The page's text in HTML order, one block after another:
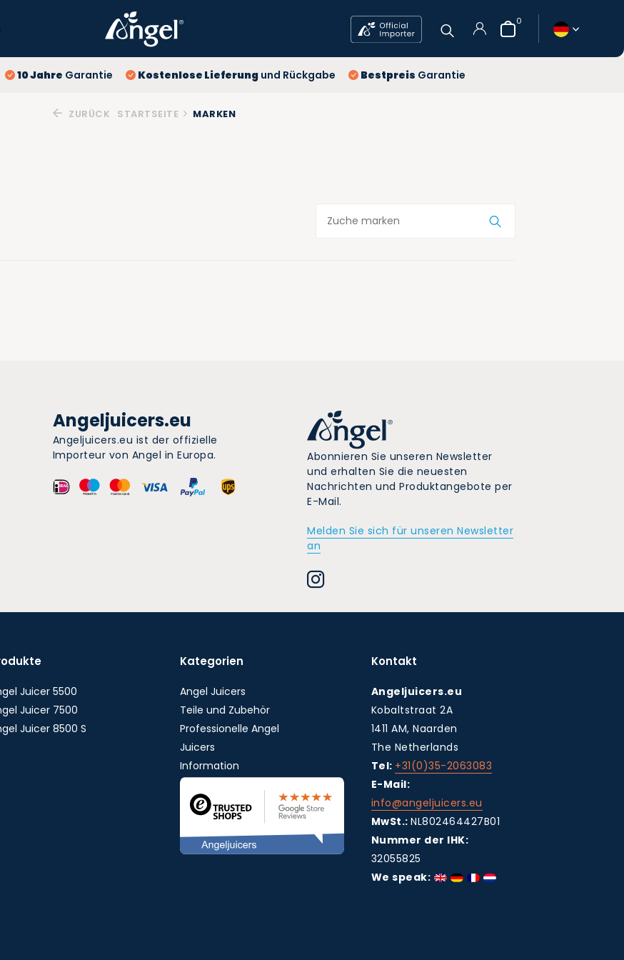
10 Jahre
Kostenlose Lieferung
0
10 Jahre Garantie Kostenlose Lieferungund Rückgabe Bestpreis Garantie
ZURÜCK STARTSEITE MARKEN
Angeljuicers.eu
Angeljuicers.eu ist der offizielle
Importeur von Angel in Europa.
Abonnieren Sie unseren Newsletter
und erhalten Sie die neuesten
Nachrichten und Produktangebote per
E-Mail.
Melden Sie sich für unseren Newsletter
an
Juicer 5500
Juicer 7500
Juicer 8500 S
Kategorien
Angel Juicers
Teile und Zubehör
Professionelle Angel
Juicers
Information
Kontakt
Angeljuicers.eu
Kobaltstraat 2A
1411 AM, Naarden
The Netherlands
Tel: +31(0)35-2063083
E-Mail:
info@angeljuicers.eu
MwSt.: NL802464427B01
Nummer der IHK:
32055825
We speak: